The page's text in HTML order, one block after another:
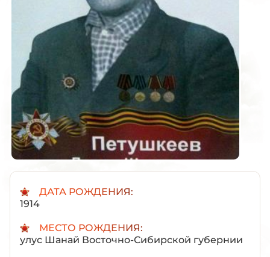
ДАТА РОЖДЕНИЯ:
1914
МЕСТО РОЖДЕНИЯ:
улус Шанай Восточно-Сибирской губернии